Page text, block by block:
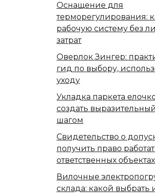
Оснащение для
терморегулирования:
рабочую систему без
затрат
Оверлок Зингер:
гид по выбору,
уходу
Укладка паркета
создать
шагом
Свидетельство о
получить право
ответственных объектах
Вилочные
склада: какой выбрать